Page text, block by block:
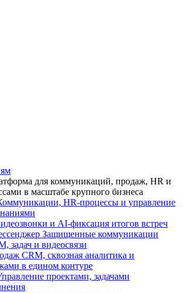
для коммуникаций, продаж, HR и
в масштабе крупного бизнеса
HR-процессы и управление
и AI-фиксация итогов встреч
Защищенные коммуникации
задач и видеосвязи
CRM, сквозная аналитика и
в едином контуре
проектами, задачами